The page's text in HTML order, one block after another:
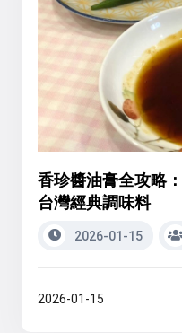
香珍醬油膏全攻略
台灣經典調味料
2026-01-15
2026-01-15